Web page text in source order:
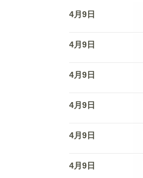
4月9日
4月9日
4月9日
4月9日
4月9日
4月9日